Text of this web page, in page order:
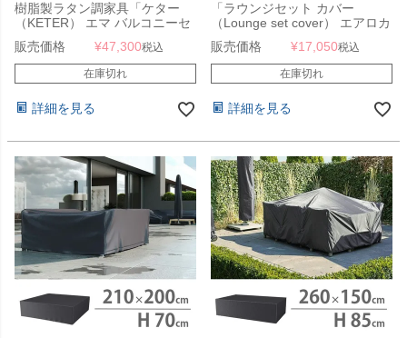
樹脂製ラタン調家具「ケター
（KETER） エマ バルコニーセ
ット 3点セット （EMMA
BALCONY SET 147871）」
販売価格 ¥47,300税込
在庫切れ
詳細を見る
「ラウンジセット カバー
（Lounge set cover） エアロカ
バー（AeroCover） #7935
300x300x70cm」【沖縄・離島
は送料要見積り】
販売価格 ¥17,050税込
在庫切れ
詳細を見る